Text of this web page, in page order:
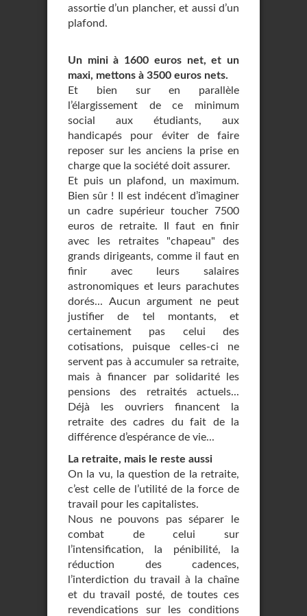
assortie d’un plancher, et aussi d’un
plafond.
Un mini à 1600 euros net, et un
maxi, mettons à 3500 euros nets.
Et bien sur en parallèle
l’élargissement de ce minimum
social aux étudiants, aux
handicapés pour éviter de faire
reposer sur les anciens la prise en
charge que la société doit assurer.
Et puis un plafond, un maximum.
Bien sûr ! Il est indécent d’imaginer
un cadre supérieur toucher 7500
euros de retraite. Il faut en finir
avec les retraites "chapeau" des
grands dirigeants, comme il faut en
finir avec leurs salaires
astronomiques et leurs parachutes
dorés... Aucun argument ne peut
justifier de tel montants, et
certainement pas celui des
cotisations, puisque celles-ci ne
servent pas à accumuler sa retraite,
mais à financer par solidarité les
pensions des retraités actuels...
Déjà les ouvriers financent la
retraite des cadres du fait de la
différence d’espérance de vie...
La retraite, mais le reste aussi
On la vu, la question de la retraite,
c’est celle de l’utilité de la force de
travail pour les capitalistes.
Nous ne pouvons pas séparer le
combat de celui sur
l’intensification, la pénibilité, la
réduction des cadences,
l’interdiction du travail à la chaîne
et du travail posté, de toutes ces
revendications sur les conditions